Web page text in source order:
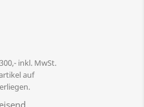
inkl. MwSt.
auf